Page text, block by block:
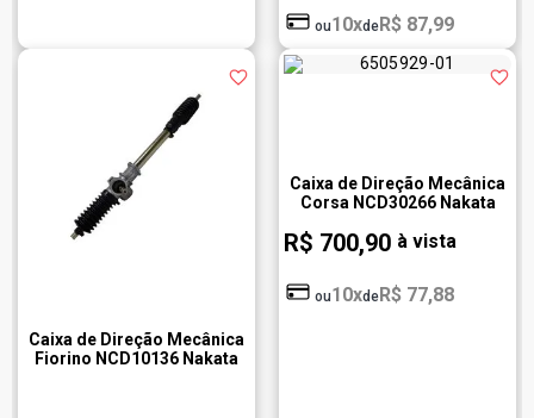
ou10xdeR$ 87,99
Caixa de Direção Mecânica
Fiorino NCD10136 Nakata
Caixa de Direção Mecânica
Corsa NCD30266 Nakata
R$ 700,90 à vista
ou10xdeR$ 77,88